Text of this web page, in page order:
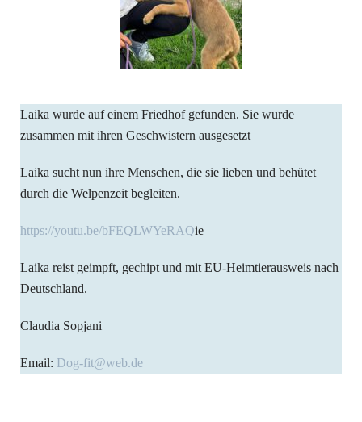
Laika wurde auf einem Friedhof gefunden. Sie wurde
zusammen mit ihren Geschwistern ausgesetzt
Laika sucht nun ihre Menschen, die sie lieben und behütet
durch die Welpenzeit begleiten.
https://youtu.be/bFEQLWYeRAQie
Laika reist geimpft, gechipt und mit EU-Heimtierausweis nach
Deutschland.
Claudia Sopjani
Email: Dog-fit@web.de